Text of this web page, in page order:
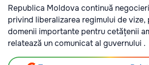
Republica Moldova continuă
privind liberalizarea regimului de vize,
domenii importante pentru cetățenii
relatează un comunicat al guvernului .